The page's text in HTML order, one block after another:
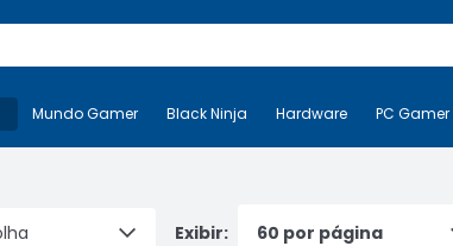
Mais-v- Mundo Gamer Black Ninja Hardware
Mundo Gamer Black Ninja Hardware PC Gamer
Exibir: